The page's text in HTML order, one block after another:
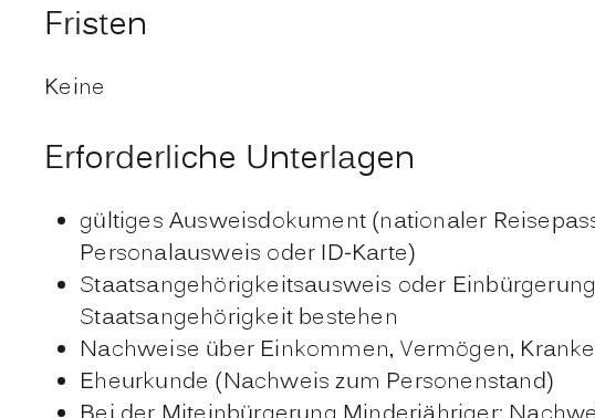
Fristen
Keine
Erforderliche Unterlagen
gültiges Ausweisdokument (nationaler
Personalausweis oder ID-Karte)
Staatsangehörigkeitsausweis oder
Staatsangehörigkeit bestehen
Nachweise über Einkommen, Vermögen,
Eheurkunde (Nachweis zum Personenstand)